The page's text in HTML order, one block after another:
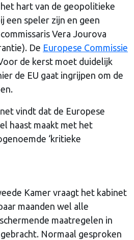
hart van de geopolitieke
een speler zijn en geen
Vera Jourova
De Europese Commissie
de kerst moet duidelijk
de EU gaat ingrijpen om de
vindt dat de Europese
haast maakt met het
‘kritieke
Kamer vraagt het kabinet
maanden wel alle
maatregelen in
Normaal gesproken